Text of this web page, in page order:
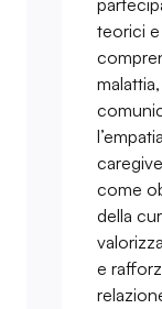
teorici
come
della
e